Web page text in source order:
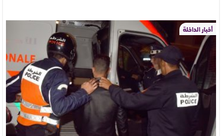
أخبار الداخلة